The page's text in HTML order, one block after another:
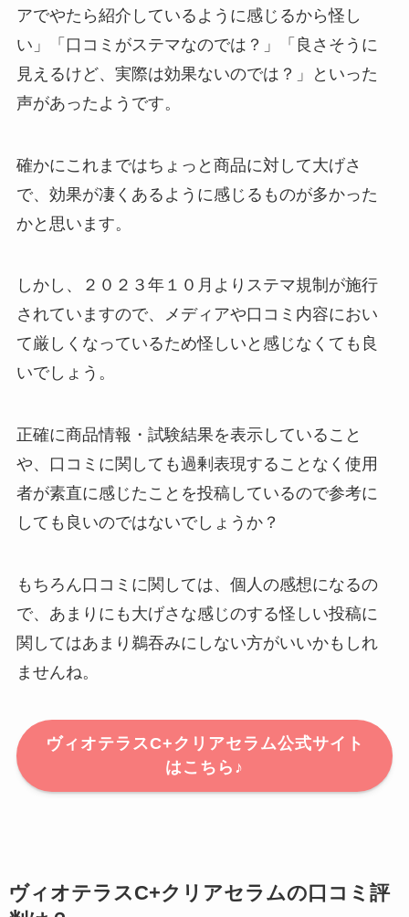
アでやたら紹介しているように感じるから怪し
い」「口コミがステマなのでは？」「良さそうに
見えるけど、実際は効果ないのでは？」といった
声があったようです。
確かにこれまではちょっと商品に対して大げさ
で、効果が凄くあるように感じるものが多かった
かと思います。
しかし、２０２３年１０月よりステマ規制が施行
されていますので、メディアや口コミ内容におい
て厳しくなっているため怪しいと感じなくても良
いでしょう。
正確に商品情報・試験結果を表示していること
や、口コミに関しても過剰表現することなく使用
者が素直に感じたことを投稿しているので参考に
しても良いのではないでしょうか？
もちろん口コミに関しては、個人の感想になるの
で、あまりにも大げさな感じのする怪しい投稿に
関してはあまり鵜吞みにしない方がいいかもしれ
ませんね。
ヴィオテラスC+クリアセラム公式サイト
はこちら♪
ヴィオテラスC+クリアセラムの口コミ評